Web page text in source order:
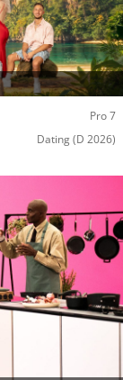
Pro 7
Dating(D 2026)